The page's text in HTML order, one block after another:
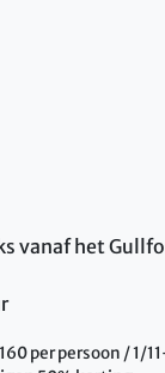
vanaf het
per persoon / 1/